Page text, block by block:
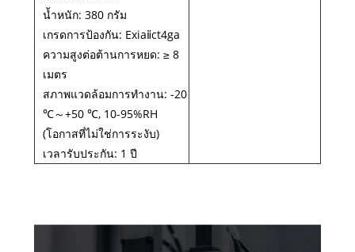
น้ำหนัก: 380 กรัม
เกรดการป้องกัน: Exiaⅱct4ga
ความสูงต่อต้านการหยด: ≥ 8
เมตร
สภาพแวดล้อมการทำงาน: -20
℃～+50 ℃, 10-95%RH
(โอกาสที่ไม่ใช่การระงับ)
เวลารับประกัน: 1 ปี